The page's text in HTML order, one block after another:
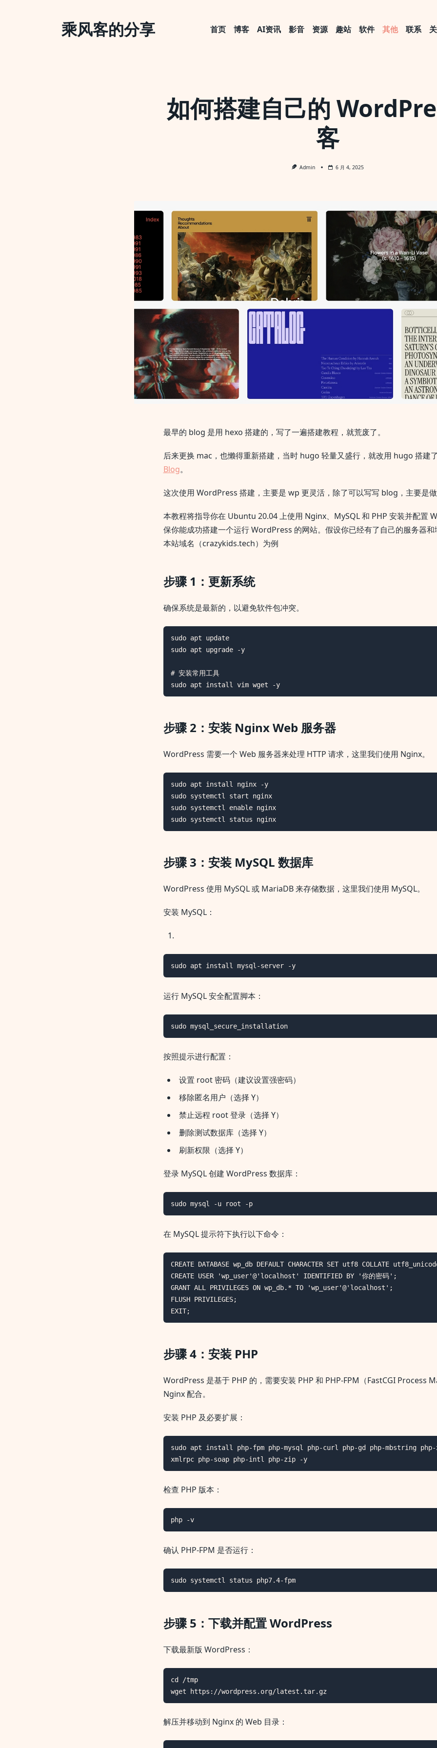
乘风客的分享 首页 博客 AI资讯 影音 资源 趣站 软件 其他 联系
如何搭建自己的
客
Admin 6 月 4, 2025
最早的 blog 是用 hexo 搭建的，写了一遍搭建教程，就荒废了。
后来更换 mac，也懒得重新搭建，当时 hugo 轻量又盛行，就改用 hugo 搭建了
Blog。
这次使用 WordPress 搭建，主要是 wp 更灵活，除了可以写写 blog，主要是做
本教程将指导你在 Ubuntu 20.04 上使用 Nginx、MySQL 和 PHP 安装并配置
保你能成功搭建一个运行 WordPress 的网站。假设你已经有了自己的服务器和
本站域名（crazykids.tech）为例
步骤 1：更新系统
确保系统是最新的，以避免软件包冲突。
sudo apt update
sudo apt upgrade -y
# 安装常用工具
sudo apt install vim wget -y
步骤 2：安装 Nginx Web 服务器
WordPress 需要一个 Web 服务器来处理 HTTP 请求，这里我们使用 Nginx。
sudo apt install nginx -y
sudo systemctl start nginx
sudo systemctl enable nginx
sudo systemctl status nginx
步骤 3：安装 MySQL 数据库
WordPress 使用 MySQL 或 MariaDB 来存储数据，这里我们使用 MySQL。
安装 MySQL：
sudo apt install mysql-server -y
运行 MySQL 安全配置脚本：
sudo mysql_secure_installation
按照提示进行配置：
设置 root 密码（建议设置强密码）
移除匿名用户（选择 Y）
禁止远程 root 登录（选择 Y）
删除测试数据库（选择 Y）
刷新权限（选择 Y）
登录 MySQL 创建 WordPress 数据库：
sudo mysql -u root -p
在 MySQL 提示符下执行以下命令：
CREATE DATABASE wp_db DEFAULT CHARACTER SET utf8 COLLATE
CREATE USER 'wp_user'@'localhost' IDENTIFIED BY '你的密码';
GRANT ALL PRIVILEGES ON wp_db.* TO 'wp_user'@'localhost';
FLUSH PRIVILEGES;
EXIT;
步骤 4：安装 PHP
WordPress 是基于 PHP 的，需要安装 PHP 和 PHP-FPM（FastCGI Process
Nginx 配合。
安装 PHP 及必要扩展：
sudo apt install php-fpm php-mysql php-curl php-gd php-mbstring php-
xmlrpc php-soap php-intl php-zip -y
检查 PHP 版本：
php -v
确认 PHP-FPM 是否运行：
sudo systemctl status php7.4-fpm
步骤 5：下载并配置 WordPress
下载最新版 WordPress：
cd /tmp
wget https://wordpress.org/latest.tar.gz
解压并移动到 Nginx 的 Web 目录：